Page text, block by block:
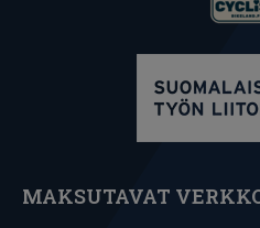
MAKSUTAVAT